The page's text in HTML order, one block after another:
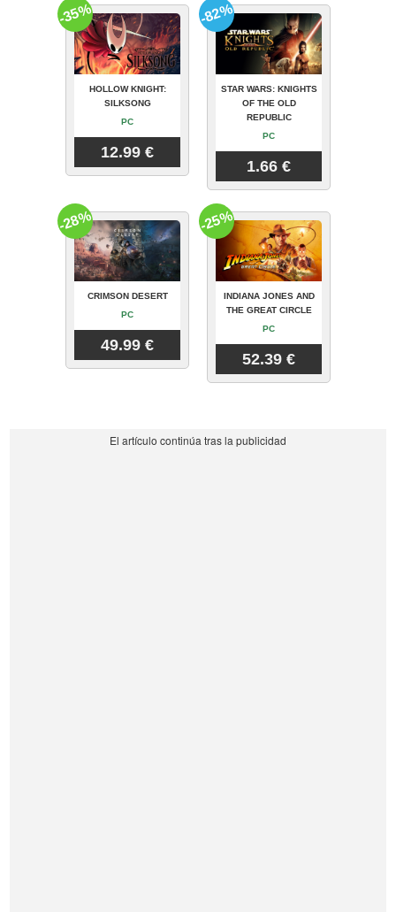
HOLLOW KNIGHT:
SILKSONG
PC
12.99 €
-35%
STAR WARS: KNIGHTS
OF THE OLD
REPUBLIC
PC
1.66 €
-82%
CRIMSON DESERT
PC
49.99 €
-28%
INDIANA JONES AND
THE GREAT CIRCLE
PC
52.39 €
-25%